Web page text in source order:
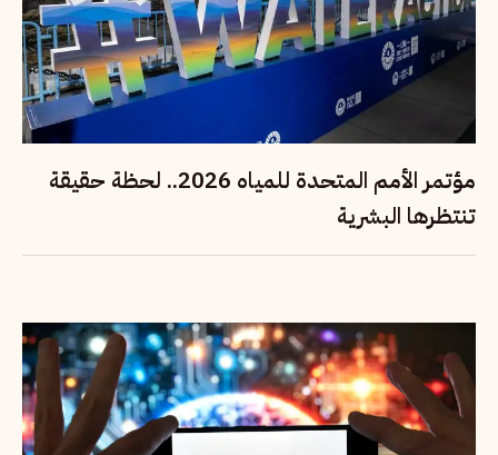
مؤتمر الأمم المتحدة للمياه 2026.. لحظة حقيقة
تنتظرها البشرية